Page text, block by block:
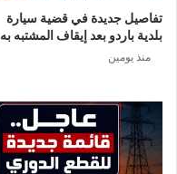
تفاصيل جديدة في قضية سيارة
بلدية باردو بعد إيقاف المشتبه به
منذ يومين